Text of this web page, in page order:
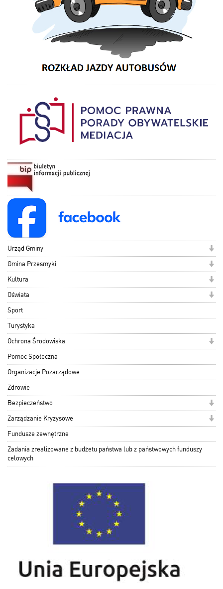
Urząd Gminy
Gmina Przesmyki
Kultura
Oświata
Sport
Turystyka
Ochrona Środowiska
Pomoc Społeczna
Organizacje Pozarządowe
Zdrowie
Bezpieczeństwo
Zarządzanie Kryzysowe
Fundusze zewnętrzne
Zadania zrealizowane z budżetu państwa lub z państwowych funduszy
celowych